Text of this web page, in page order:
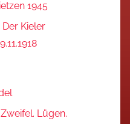
1945
Kieler
Lügen.